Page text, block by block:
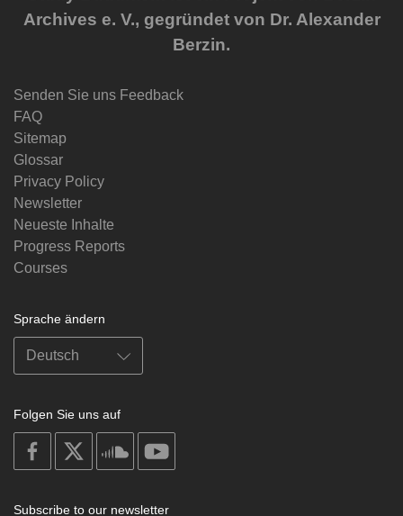
Archives e. V., gegründet von Dr. Alexander
Berzin.
Senden Sie uns Feedback
FAQ
Sitemap
Glossar
Privacy Policy
Newsletter
Neueste Inhalte
Progress Reports
Courses
Sprache ändern
Folgen Sie uns auf
on
facebook
soundcloud
Subscribe to our newsletter